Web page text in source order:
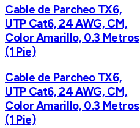
Cable de Parcheo TX6,
UTP Cat6, 24 AWG, CM,
Color Amarillo, 0.3 Metros
(1 Pie)
Cable de Parcheo TX6,
UTP Cat6, 24 AWG, CM,
Color Amarillo, 0.3 Metros
(1 Pie)